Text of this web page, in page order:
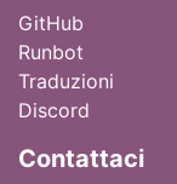
GitHub
Runbot
Traduzioni
Discord
Contattaci